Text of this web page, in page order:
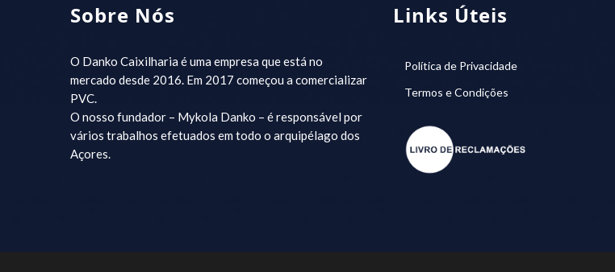
Sobre Nós
O Danko Caixilharia é uma empresa que está no
mercado desde 2016. Em 2017 começou a comercializar
PVC.
O nosso fundador – Mykola Danko – é responsável por
vários trabalhos efetuados em todo o arquipélago dos
Açores.
Links Úteis
Política de Privacidade
Termos e Condições